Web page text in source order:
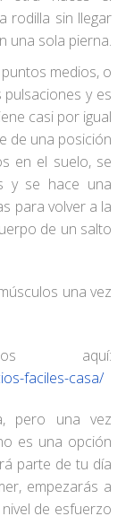
rodilla sin llegar
una sola pierna.
medios, o
y es
casi por igual
de una posición
en el suelo, se
y se hace una
para volver a la
de un salto
una vez
aquí:
faciles-casa/
pero una vez
es una opción
parte de tu día
empezarás a
de esfuerzo